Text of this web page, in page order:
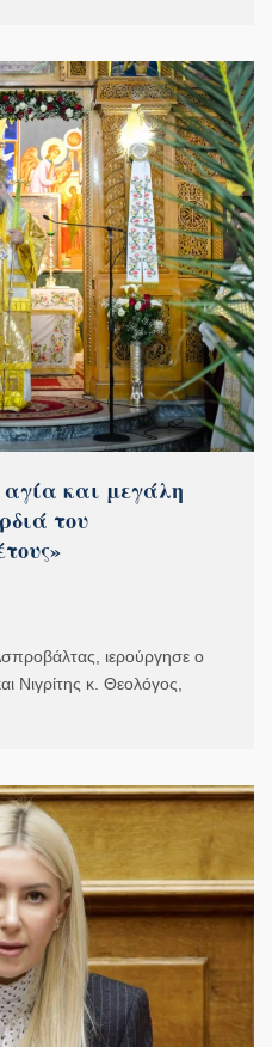
και μεγάλη
του
ιερούργησε ο
Νιγρίτης κ. Θεολόγος,